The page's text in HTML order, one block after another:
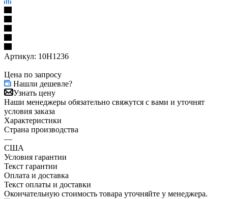
Артикул: 10H1236
Цена по запросу
Нашли дешевле?
Узнать цену
Наши менеджеры обязательно свяжутся с вами и уточнят
условия заказа
Характеристики
Страна производства
—
США
Условия гарантии
Текст гарантии
Оплата и доставка
Текст оплаты и доставки
Окончательную стоимость товара уточняйте у менеджера.